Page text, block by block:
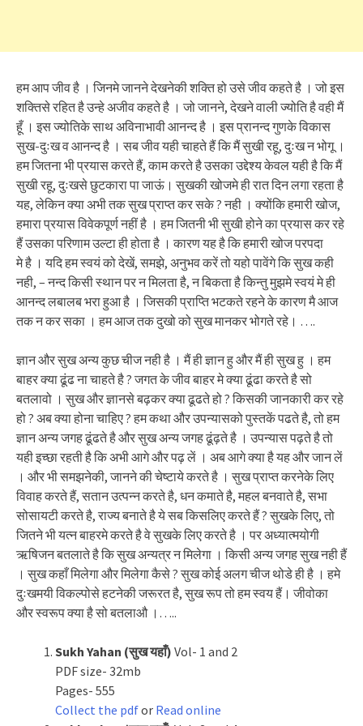
हम आप जीव है । जिनमे जानने देखनेकी शक्ति हो उसे जीव कहते है । जो इस
शक्तिसे रहित है उन्हे अजीव कहते है । जो जानने, देखने वाली ज्योति है वही मैं
हूँ । इस ज्योतिके साथ अविनाभावी आनन्द है । इस प्रानन्द गुणके विकास
सुख-दुःख व आनन्द है । सब जीव यही चाहते हैं कि मैं सुखी रहू, दुःख न भोगू ।
हम जितना भी प्रयास करते हैं, काम करते है उसका उद्देश्य केवल यही है कि मैं
सुखी रहू, दुःखसे छुटकारा पा जाऊं। सुखकी खोजमे ही रात दिन लगा रहता है
यह, लेकिन क्या अभी तक सुख प्राप्त कर सके ? नही । क्योंकि हमारी खोज,
हमारा प्रयास विवेकपूर्ण नहीं है । हम जितनी भी सुखी होने का प्रयास कर रहे
हैं उसका परिणाम उल्टा ही होता है । कारण यह है कि हमारी खोज परपदा
मे है । यदि हम स्वयं को देखें, समझे, अनुभव करें तो यहो पावेंगे कि सुख कही
नही, – नन्द किसी स्थान पर न मिलता है, न बिकता है किन्तु मुझमे स्वयं मे ही
आनन्द लबालब भरा हुआ है । जिसकी प्राप्ति भटकते रहने के कारण मै आज
तक न कर सका । हम आज तक दुखो को सुख मानकर भोगते रहे। ….
ज्ञान और सुख अन्य कुछ चीज नही है । मैं ही ज्ञान हु और मैं ही सुख हु । हम
बाहर क्या ढूंढ ना चाहते है ? जगत के जीव बाहर मे क्या ढूंढा करते है सो
बतलावो । सुख और ज्ञानसे बढ़कर क्या ढूढते हो ? किसकी जानकारी कर रहे
हो ? अब क्या होना चाहिए ? हम कथा और उपन्यासको पुस्तकें पढते है, तो हम
ज्ञान अन्य जगह ढूंढते है और सुख अन्य जगह ढूंढ़ते है । उपन्यास पढ़ते है तो
यही इच्छा रहती है कि अभी आगे और पढ़ लें । अब आगे क्या है यह और जान लें
। और भी समझनेकी, जानने की चेष्टाये करते है । सुख प्राप्त करनेके लिए
विवाह करते हैं, सतान उत्पन्न करते है, धन कमाते है, महल बनवाते है, सभा
सोसायटी करते है, राज्य बनाते है ये सब किसलिए करते हैं ? सुखके लिए, तो
जितने भी यत्न बाहरमे करते है वे सुखके लिए करते है । पर अध्यात्मयोगी
ऋषिजन बतलाते है कि सुख अन्यत्र न मिलेगा । किसी अन्य जगह सुख नही हैं
। सुख कहाँ मिलेगा और मिलेगा कैसे ? सुख कोई अलग चीज थोडे ही है । हमे
दुःखमयी विकल्पोसे हटनेकी जरूरत है, सुख रूप तो हम स्वय हैं। जीवोका
और स्वरूप क्या है सो बतलाऔ ।…..
Sukh Yahan (सुख यहाँ) Vol- 1 and 2
PDF size- 32mb
Pages- 555
Collect the pdfor Read online